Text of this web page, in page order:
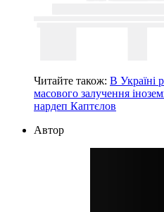
Читайте також: В Україні
масового залучення
нардеп Каптєлов
Автор